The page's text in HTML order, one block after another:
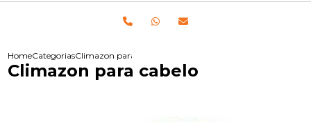
HomeCategoriasClimazon para cabelo
Climazon para cabelo